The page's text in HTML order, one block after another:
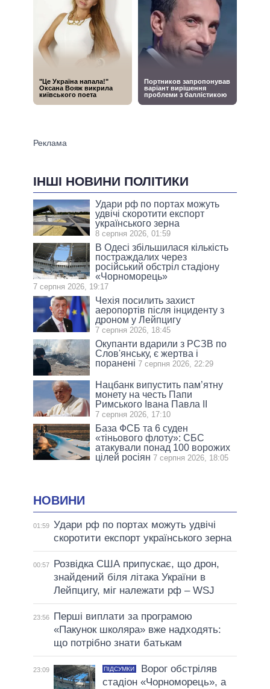
ІНШІ НОВИНИ ПОЛІТИКИ
Удари рф по портах можуть
удвічі скоротити експорт
українського зерна
8 серпня 2026, 01:59
В Одесі збільшилася кількість
постраждалих через
російський обстріл стадіону
«Чорноморець»
7 серпня 2026, 19:17
Чехія посилить захист
аеропортів після інциденту з
дроном у Лейпцигу
7 серпня 2026, 18:45
Окупанти вдарили з РСЗВ по
Слов'янську, є жертва і
поранені 7 серпня 2026, 22:29
Нацбанк випустить пам’ятну
монету на честь Папи
Римського Івана Павла II
7 серпня 2026, 17:10
База ФСБ та 6 суден
«тіньового флоту»: СБС
атакували понад 100 ворожих
цілей росіян 7 серпня 2026, 18:05
НОВИНИ
01:59 Удари рф по портах можуть удвічі
скоротити експорт українського зерна
00:57
Розвідка США припускає, що дрон,
знайдений біля літака України в
Лейпцигу, міг належати рф – WSJ
23:56
Перші виплати за програмою
«Пакунок школяра» вже надходять:
що потрібно знати батькам
23:09 ПІДСУМКИ
Ворог обстріляв
стадіон «Чорноморець», а